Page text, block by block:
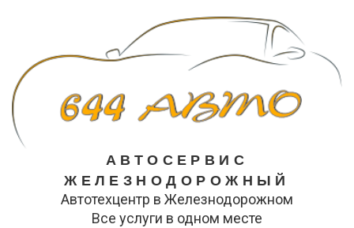
АВТОСЕРВИС
ЖЕЛЕЗНОДОРОЖНЫЙ
Автотехцентр в Железнодорожном
Все услуги в одном месте